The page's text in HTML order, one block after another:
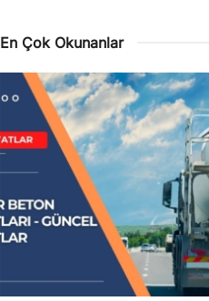
En Çok Okunanlar